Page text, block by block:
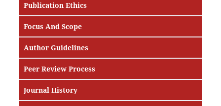
Publication Ethics
Focus And Scope
Author Guidelines
Peer Review Process
Journal History